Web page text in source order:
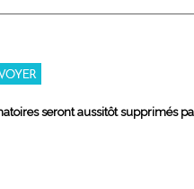
seront aussitôt supprimés